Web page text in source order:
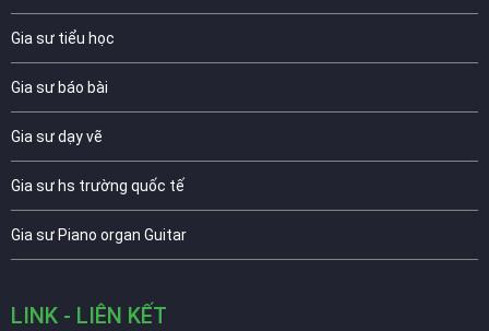
Gia sư tiểu học
Gia sư báo bài
Gia sư dạy vẽ
Gia sư hs trường quốc tế
Gia sư Piano organ Guitar
LINK - LIÊN KẾT